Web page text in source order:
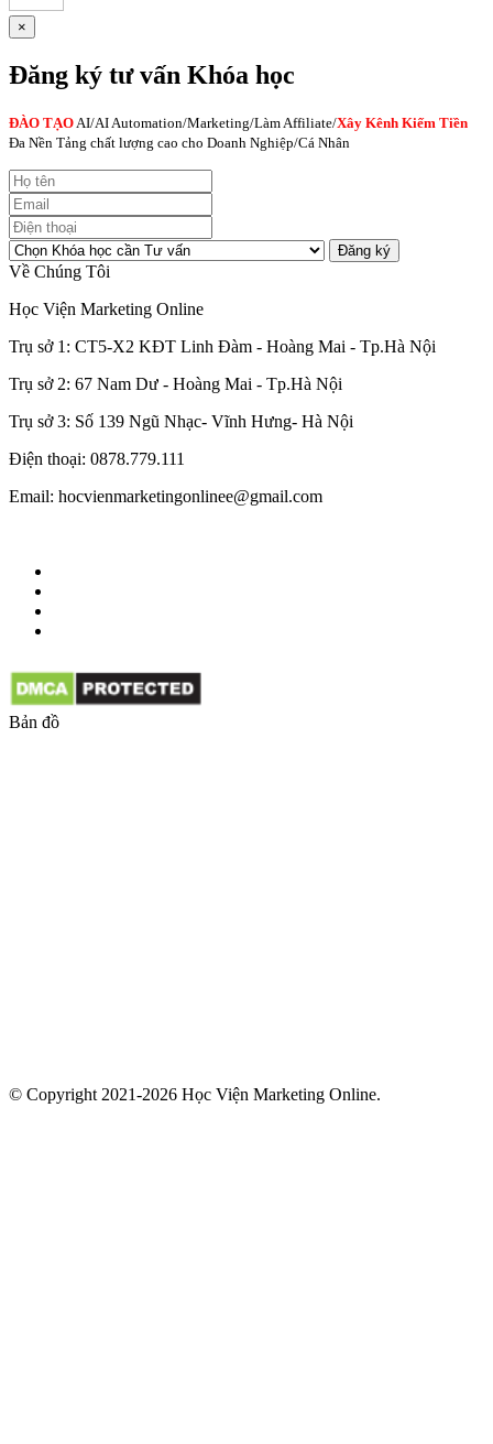
×
Đăng ký tư vấn Khóa học
ĐÀO TẠOAI/AI Automation/Marketing/Làm Affiliate/Xây Kênh Kiếm Tiền
Đa Nền Tảng chất lượng cao cho Doanh Nghiệp/Cá Nhân
Đăng ký
Về Chúng Tôi
Học Viện Marketing Online
Trụ sở 1: CT5-X2 KĐT Linh Đàm - Hoàng Mai - Tp.Hà Nội
Trụ sở 2: 67 Nam Dư - Hoàng Mai - Tp.Hà Nội
Trụ sở 3: Số 139 Ngũ Nhạc- Vĩnh Hưng- Hà Nội
Điện thoại: 0878.779.111
Email: hocvienmarketingonlinee@gmail.com
Bản đồ
© Copyright 2021-2026 Học Viện Marketing Online.